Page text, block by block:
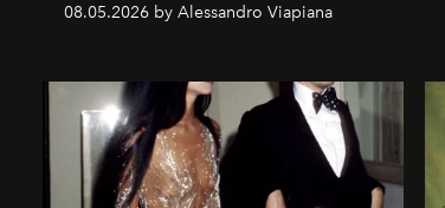
08.05.2026 by Alessandro Viapiana